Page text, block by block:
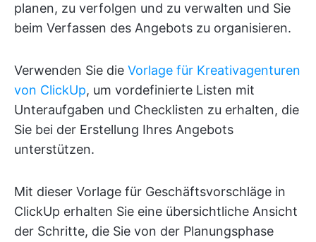
planen, zu verfolgen und zu verwalten und Sie
beim Verfassen des Angebots zu organisieren.
Verwenden Sie die Vorlage für Kreativagenturen
von ClickUp, um vordefinierte Listen mit
Unteraufgaben und Checklisten zu erhalten, die
Sie bei der Erstellung Ihres Angebots
unterstützen.
Mit dieser Vorlage für Geschäftsvorschläge in
ClickUp erhalten Sie eine übersichtliche Ansicht
der Schritte, die Sie von der Planungsphase